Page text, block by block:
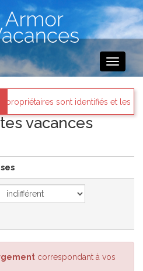
Toggle
sont identifiés et les biens
vacances
correspondant à vos